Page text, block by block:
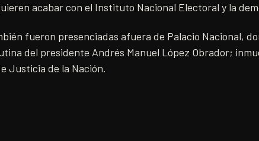
acabar con el Instituto Nacional Electoral y la
fueron presenciadas afuera de Palacio Nacional,
del presidente Andrés Manuel López Obrador;
Justicia de la Nación.